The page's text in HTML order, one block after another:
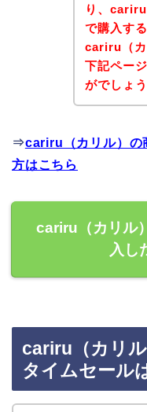
り、
で購入す
cariru（カ
下記ペー
がでしょ
⇒cariru（カリル）の
方はこちら
cariru（カリル
入し
cariru（カリ
タイムセール